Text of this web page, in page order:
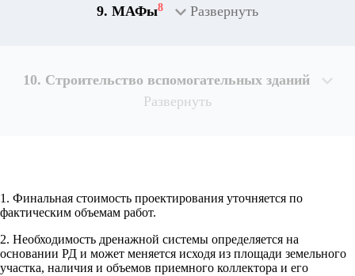
9. МАФы8 Развернуть
Рассчитывается индивидуально
10. Строительство вспомогательных зданий
Развернуть
Рассчитывается индивидуально
Рассчитывается индивидуально
1. Финальная стоимость проектирования уточняется по
фактическим объемам работ.
2. Необходимость дренажной системы определяется на
основании РД и может меняется исходя из площади земельного
участка, наличия и объемов приемного коллектора и его